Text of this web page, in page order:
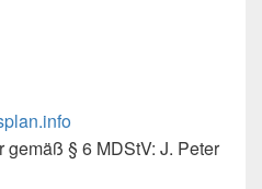
§ 6 MDStV: J. Peter